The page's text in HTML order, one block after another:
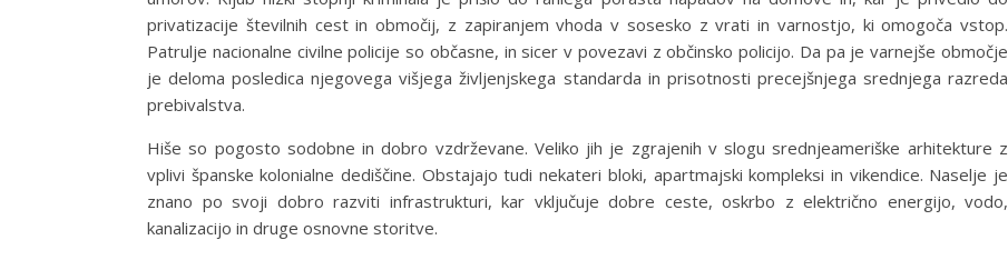
privatizacije številnih cest in območij, z zapiranjem vhoda v sosesko z vrati in varnostjo, ki omogoča vstop.
Patrulje nacionalne civilne policije so občasne, in sicer v povezavi z občinsko policijo. Da pa je varnejše območje
je deloma posledica njegovega višjega življenjskega standarda in prisotnosti precejšnjega srednjega razreda
prebivalstva.
Hiše so pogosto sodobne in dobro vzdrževane. Veliko jih je zgrajenih v slogu srednjeameriške arhitekture z
vplivi španske kolonialne dediščine. Obstajajo tudi nekateri bloki, apartmajski kompleksi in vikendice. Naselje je
znano po svoji dobro razviti infrastrukturi, kar vključuje dobre ceste, oskrbo z električno energijo, vodo,
kanalizacijo in druge osnovne storitve.